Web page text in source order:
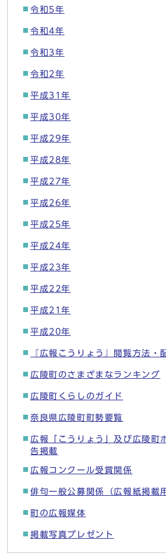
令和5年
令和4年
令和3年
令和2年
平成31年
平成30年
平成29年
平成28年
平成27年
平成26年
平成25年
平成24年
平成23年
平成22年
平成21年
平成20年
『広報こうりょう』閲覧方法・
広陵町のさまざまなランキング
広陵町くらしのガイド
奈良県広陵町町勢要覧
広報「こうりょう」及び広陵町
告掲載
広報コンクール受賞関係
俳句一般公募関係（広報紙掲載
町の広報媒体
掲載写真プレゼント